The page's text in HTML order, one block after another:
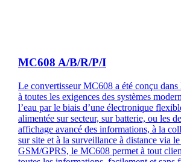
MC608 A/B/R/P/I
Le convertisseur MC608 a été conçu dans
à toutes les exigences des systèmes
l’eau par le biais d’une électronique
alimentée sur secteur, sur batterie, ou les
affichage avancé des informations, à la
sur site et à la surveillance à distance via le
GSM/GPRS, le MC608 permet à tout